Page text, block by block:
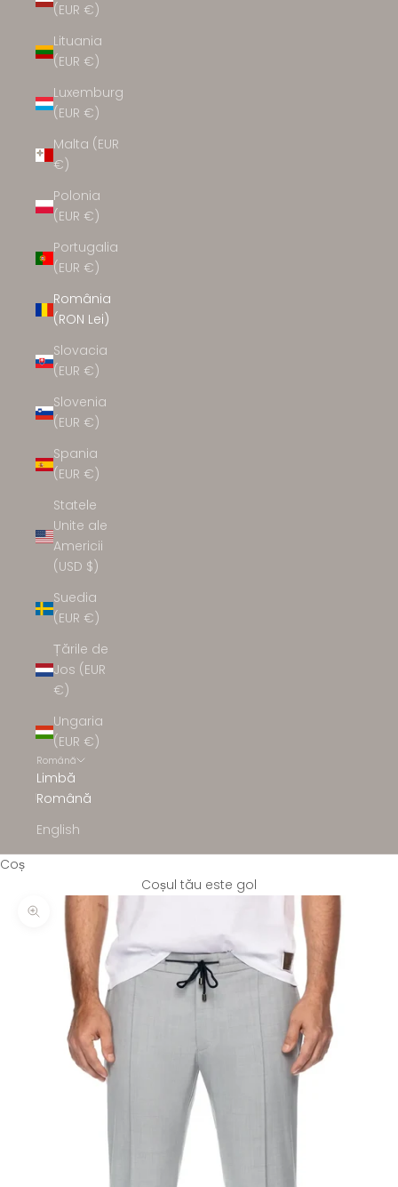
(EUR €)
Lituania
(EUR €)
Luxemburg
(EUR €)
Malta (EUR
€)
Polonia
(EUR €)
Portugalia
(EUR €)
România
(RON Lei)
Slovacia
(EUR €)
Slovenia
(EUR €)
Spania
(EUR €)
Statele
Unite ale
Americii
(USD $)
Suedia
(EUR €)
Țările de
Jos (EUR
€)
Ungaria
(EUR €)
Română
Limbă
Română
English
Coș
Coșul tău este gol
Mărește